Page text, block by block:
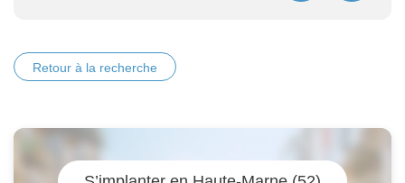
Retour à la recherche